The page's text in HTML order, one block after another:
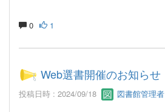
0 1
Web選書開催のお知らせ
投稿日時 : 2024/09/18 図書館管理者